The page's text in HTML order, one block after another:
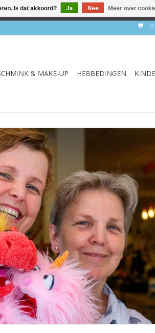
& MAKE-UP HEBBEDINGEN
Is dat akkoord? Ja Nee Meer over
vanaf €75 ✔ Levertijd 1-3 werkdagen